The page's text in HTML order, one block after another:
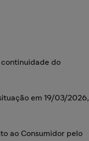
continuidade do
em 19/03/2026,
ao Consumidor pelo